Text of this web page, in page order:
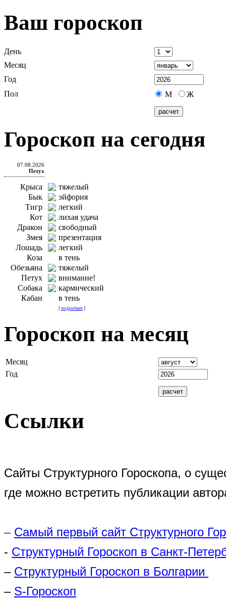
Ваш гороскоп
День
Месяц
Год
Пол
М Ж
Гороскоп на сегодня
07.08.2026
Петух
Крыса
тяжелый
Бык
эйфория
Тигр
легкий
Кот
лихая удача
Дракон
свободный
Змея
презентация
Лошадь
легкий
Коза
в тень
Обезьяна
тяжелый
Петух
внимание!
Собака
кармический
Кабан
в тень
[ подробнее ]
Гороскоп на месяц
Месяц
Год
Ссылки
Сайты Структурного Гороскопа, о
где можно встретить публикации
– Самый первый сайт Структурного
- Структурный Гороскоп в Санкт-
– Структурный Гороскоп в Болгарии
– S-Гороскоп